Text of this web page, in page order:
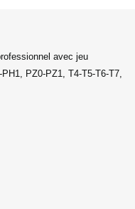
avec jeu
PZ0-PZ1, T4-T5-T6-T7,